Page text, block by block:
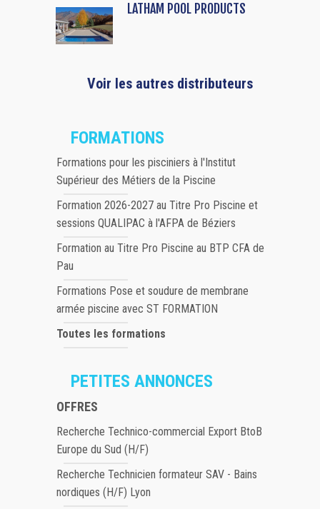
LATHAM POOL PRODUCTS
Voir les autres distributeurs
FORMATIONS
Formations pour les pisciniers à l'Institut
Supérieur des Métiers de la Piscine
Formation 2026-2027 au Titre Pro Piscine et
sessions QUALIPAC à l'AFPA de Béziers
Formation au Titre Pro Piscine au BTP CFA de
Pau
Formations Pose et soudure de membrane
armée piscine avec ST FORMATION
Toutes les formations
PETITES ANNONCES
OFFRES
Recherche Technico-commercial Export BtoB
Europe du Sud (H/F)
Recherche Technicien formateur SAV - Bains
nordiques (H/F) Lyon